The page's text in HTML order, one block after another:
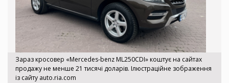
Зараз кросовер «Mercedes-benz ML250CDI» коштує на сайтах
продажу не менше 21 тисячі доларів. Ілюстраційне зображення
із сайту auto.ria.com